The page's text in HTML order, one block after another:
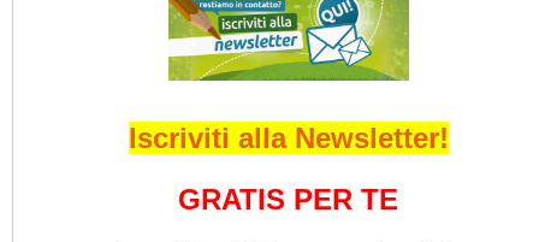
Iscriviti alla Newsletter!
GRATIS PER TE